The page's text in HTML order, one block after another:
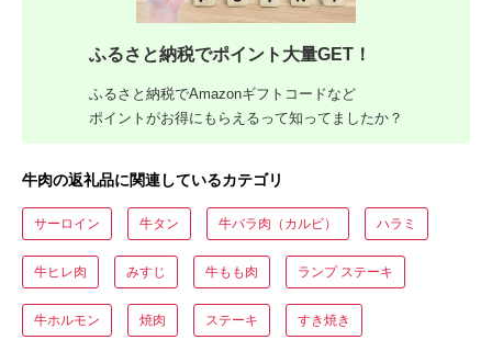
ふるさと納税でポイント大量GET！
ふるさと納税でAmazonギフトコードなど
ポイントがお得にもらえるって知ってましたか？
牛肉の返礼品に関連しているカテゴリ
サーロイン 牛タン 牛バラ肉（カルビ） ハラミ
牛ヒレ肉 みすじ 牛もも肉 ランプ ステーキ
牛ホルモン 焼肉 ステーキ すき焼き